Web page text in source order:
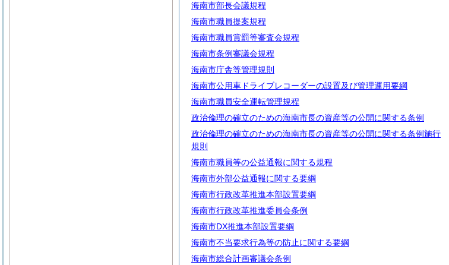
海南市部長会議規程
海南市職員提案規程
海南市職員賞罰等審査会規程
海南市条例審議会規程
海南市庁舎等管理規則
海南市公用車ドライブレコーダーの設置及び管理運用要綱
海南市職員安全運転管理規程
政治倫理の確立のための海南市長の資産等の公開に関する条例
政治倫理の確立のための海南市長の資産等の公開に関する条例施行
規則
海南市職員等の公益通報に関する規程
海南市外部公益通報に関する要綱
海南市行政改革推進本部設置要綱
海南市行政改革推進委員会条例
海南市DX推進本部設置要綱
海南市不当要求行為等の防止に関する要綱
海南市総合計画審議会条例